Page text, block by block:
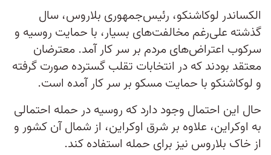
الکساندر لوکاشنکو، رئیس‌جمهوری بلاروس، سال
گذشته علی‌رغم مخالفت‌های بسیار، با حمایت روسیه و
سرکوب اعتراض‌های مردم بر سر کار آمد. معترضان
معتقد بودند که در انتخابات تقلب گسترده صورت گرفته
و لوکاشنکو با حمایت مسکو بر سر کار آمده است.
حال این احتمال وجود دارد که روسیه در حمله احتمالی
به اوکراین، علاوه بر شرق اوکراین، از شمال آن کشور و
از خاک بلاروس نیز برای حمله استفاده کند.